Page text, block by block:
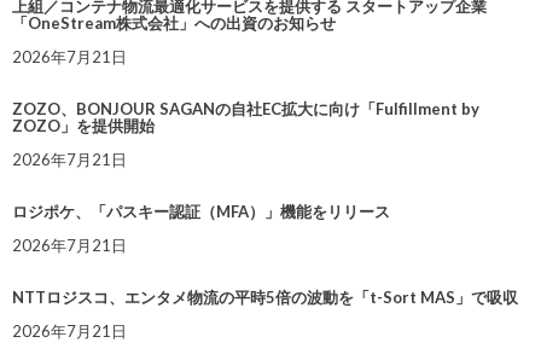
上組／コンテナ物流最適化サービスを提供する スタートアップ企業
「OneStream株式会社」への出資のお知らせ
2026年7月21日
ZOZO、BONJOUR SAGANの自社EC拡大に向け「Fulfillment by
ZOZO」を提供開始
2026年7月21日
ロジポケ、「パスキー認証（MFA）」機能をリリース
2026年7月21日
NTTロジスコ、エンタメ物流の平時5倍の波動を「t-Sort MAS」で吸収
2026年7月21日